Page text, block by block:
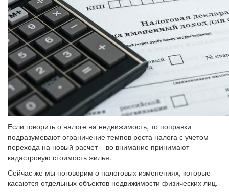
Если говорить о налоге на недвижимость, то поправки
подразумевают ограничение темпов роста налога с учетом
перехода на новый расчет – во внимание принимают
кадастровую стоимость жилья.
Сейчас же мы поговорим о налоговых изменениях, которые
касаются отдельных объектов недвижимости физических лиц.